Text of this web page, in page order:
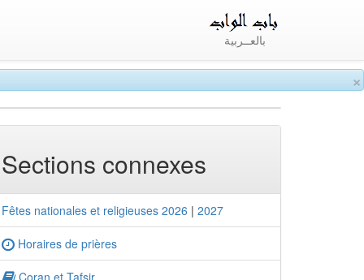
×
بالعــربية
Sections connexes
Fêtes nationales et religieuses 2026 | 2027
Horaires de prières
Coran et Tafsir